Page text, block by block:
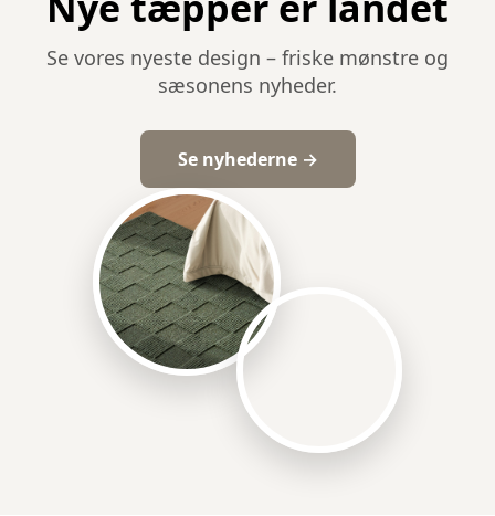
Se vores nyeste design – friske mønstre og
sæsonens nyheder.
Se nyhederne →